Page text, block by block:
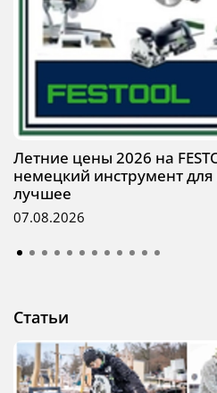
Летние цены 2026 на
немецкий инструмент для
лучшее
07.08.2026
Статьи